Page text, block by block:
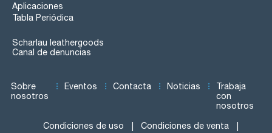
Aplicaciones
Tabla Periódica
Scharlau leathergoods
Canal de denuncias
Sobre
nosotros
Eventos Contacta Noticias
Trabaja
con
nosotros
Condiciones de uso Condiciones de venta